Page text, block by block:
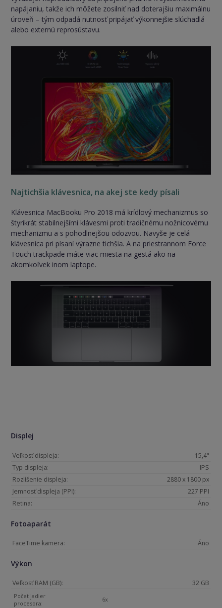
Displej
Veľkosť displeja:
15,4"
Typ displeja:
IPS
Rozlíšenie displeja:
2880 x 1800 px
Jemnosť displeja (PPI):
227 PPI
Retina:
Áno
Fotoaparát
FaceTime kamera: Áno
Výkon
Veľkosť RAM (GB): 32 GB
Počet jadier
procesora:
6x
napájaniu, takže ich môžete zosilniť nad doterajšiu maximálnu
úroveň – tým odpadá nutnosť pripájať výkonnejšie slúchadlá
alebo externú reprosústavu.
Najtichšia klávesnica, na akej ste kedy písali
Klávesnica MacBooku Pro 2018 má krídlový mechanizmus so
štyrikrát stabilnejšími klávesmi proti tradičnému nožnicovému
mechanizmu a s pohodlnejšou odozvou. Navyše je celá
klávesnica pri písaní výrazne tichšia. A na priestrannom Force
Touch trackpade máte viac miesta na gestá ako na
akomkoľvek inom laptope.